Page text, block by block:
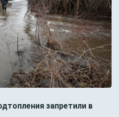
запретили в